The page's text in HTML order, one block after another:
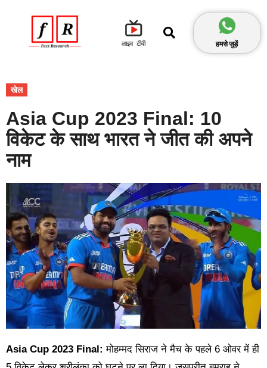
लाइव टीवी हमसे जुड़ें
खेल
Asia Cup 2023 Final: 10
विकेट के साथ भारत ने जीत की अपने
नाम
Asia Cup 2023 Final:मोहम्मद सिराज ने मैच के पहले 6 ओवर में ही